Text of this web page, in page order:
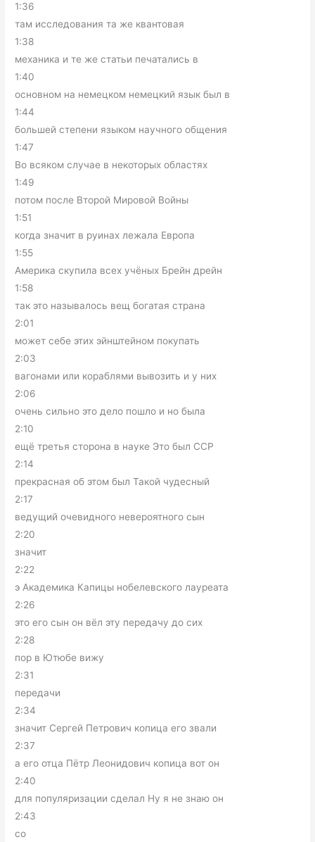
1:36
там исследования та же квантовая
1:38
механика и те же статьи печатались в
1:40
основном на немецком немецкий язык был в
1:44
большей степени языком научного общения
1:47
Во всяком случае в некоторых областях
1:49
потом после Второй Мировой Войны
1:51
когда значит в руинах лежала Европа
1:55
Америка скупила всех учёных Брейн дрейн
1:58
так это называлось вещ богатая страна
2:01
может себе этих эйнштейном покупать
2:03
вагонами или кораблями вывозить и у них
2:06
очень сильно это дело пошло и но была
2:10
ещё третья сторона в науке Это был ССР
2:14
прекрасная об этом был Такой чудесный
2:17
ведущий очевидного невероятного сын
2:20
значит
2:22
э Академика Капицы нобелевского лауреата
2:26
это его сын он вёл эту передачу до сих
2:28
пор в Ютюбе вижу
2:31
передачи
2:34
значит Сергей Петрович копица его звали
2:37
а его отца Пётр Леонидович копица вот он
2:40
для популяризации сделал Ну я не знаю он
2:43
со